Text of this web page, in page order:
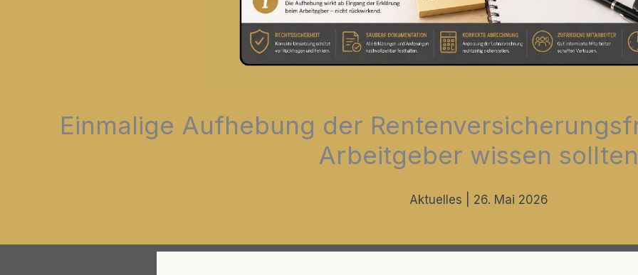
Einmalige Aufhebung der
Arbeitgeber wissen sollten
Aktuelles 26. Mai 2026